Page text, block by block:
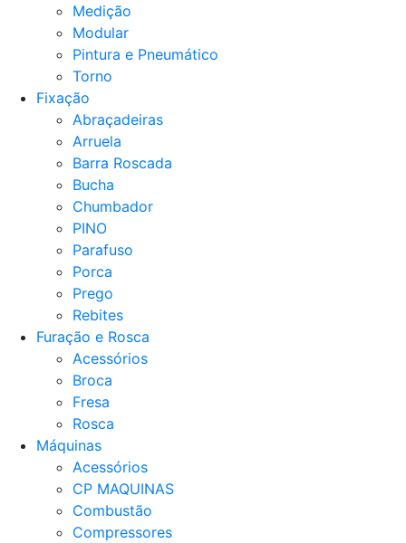
Medição
Modular
Pintura e Pneumático
Torno
Fixação
Abraçadeiras
Arruela
Barra Roscada
Bucha
Chumbador
PINO
Parafuso
Porca
Prego
Rebites
Furação e Rosca
Acessórios
Broca
Fresa
Rosca
Máquinas
Acessórios
CP MAQUINAS
Combustão
Compressores